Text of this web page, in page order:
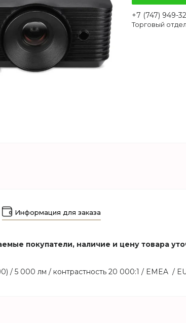
+7 (747) 949-
Торговый
Информация для заказа
покупатели, наличие и цену товара
/ 5 000 лм / контрастность 20 000:1 / EMEA /